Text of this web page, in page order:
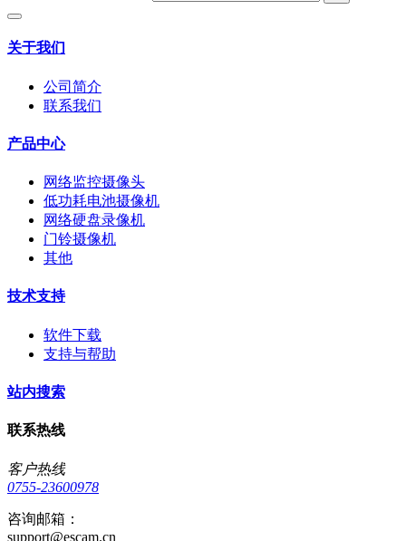
关于我们
公司简介
联系我们
产品中心
网络监控摄像头
低功耗电池摄像机
网络硬盘录像机
门铃摄像机
其他
技术支持
软件下载
支持与帮助
站内搜索
联系热线
客户热线
0755-23600978
咨询邮箱：
support@escam.cn